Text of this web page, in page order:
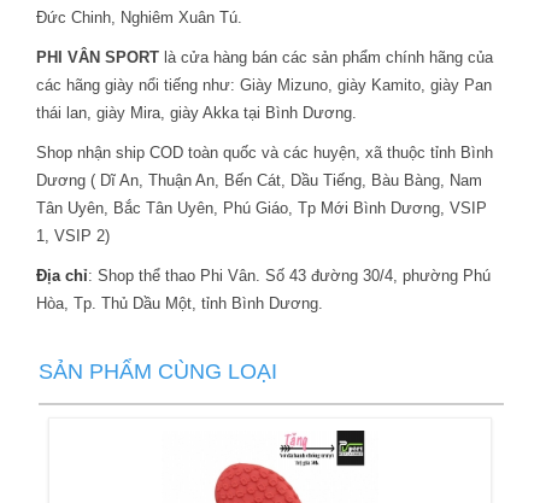
Đức Chinh, Nghiêm Xuân Tú.
PHI VÂN SPORT là cửa hàng bán các sản phẩm chính hãng của
các hãng giày nổi tiếng như: Giày Mizuno, giày Kamito, giày Pan
thái lan, giày Mira, giày Akka tại Bình Dương.
Shop nhận ship COD toàn quốc và các huyện, xã thuộc tỉnh Bình
Dương ( Dĩ An, Thuận An, Bến Cát, Dầu Tiếng, Bàu Bàng, Nam
Tân Uyên, Bắc Tân Uyên, Phú Giáo, Tp Mới Bình Dương, VSIP
1, VSIP 2)
Địa chỉ: Shop thể thao Phi Vân. Số 43 đường 30/4, phường Phú
Hòa, Tp. Thủ Dầu Một, tỉnh Bình Dương.
SẢN PHẨM CÙNG LOẠI